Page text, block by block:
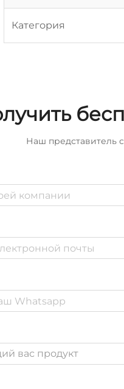
Категория
Наш представитель
вас продукт